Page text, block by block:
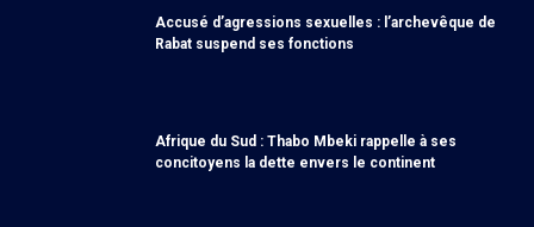
Accusé d’agressions sexuelles : l’archevêque de
Rabat suspend ses fonctions
Afrique du Sud : Thabo Mbeki rappelle à ses
concitoyens la dette envers le continent